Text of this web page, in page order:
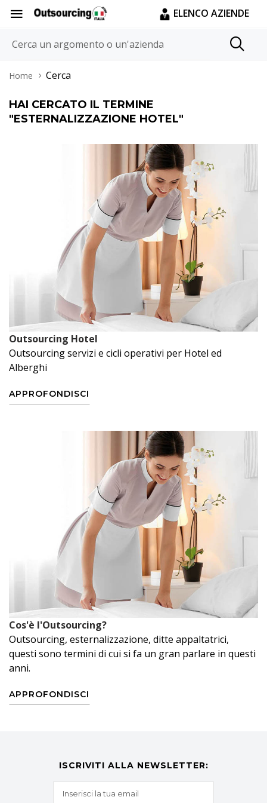
ELENCO AZIENDE
Home Cerca
HAI CERCATO IL TERMINE
"ESTERNALIZZAZIONE HOTEL"
Outsourcing Hotel
Outsourcing servizi e cicli operativi per Hotel ed
Alberghi
APPROFONDISCI
Cos'è l'Outsourcing?
Outsourcing, esternalizzazione, ditte appaltatrici,
questi sono termini di cui si fa un gran parlare in questi
anni.
APPROFONDISCI
ISCRIVITI ALLA NEWSLETTER: